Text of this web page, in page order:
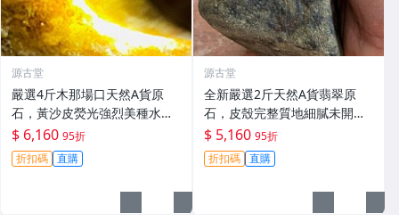
源古堂
嚴選4斤木那場口天然A貨原
石，黃沙皮熒光強烈美種水手
鐲掛件料子，形體規整待工，
支持檢測未動皮殼，沙粒感足
細節私聊。 原石未動 皮殼完整
$ 6,160 95折
折扣碼 直購
源古堂
全新嚴選2斤天然A貨翡翠原
石，皮殼完整質地細膩未開
料，保存良好，適合雕刻優美
手鐲，壓手感人品相佳 天然A
貨翡翠 碧玉 手鐲原料
$ 5,160 95折
折扣碼 直購